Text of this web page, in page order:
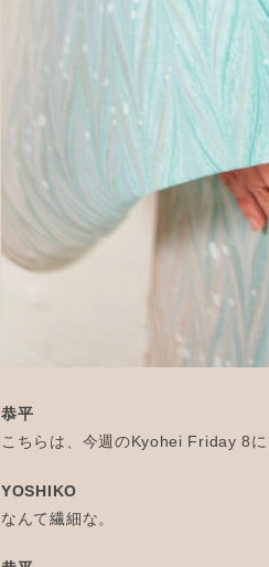
恭平
こちらは、今週のKyohei Friday 8に
YOSHIKO
なんて繊細な。